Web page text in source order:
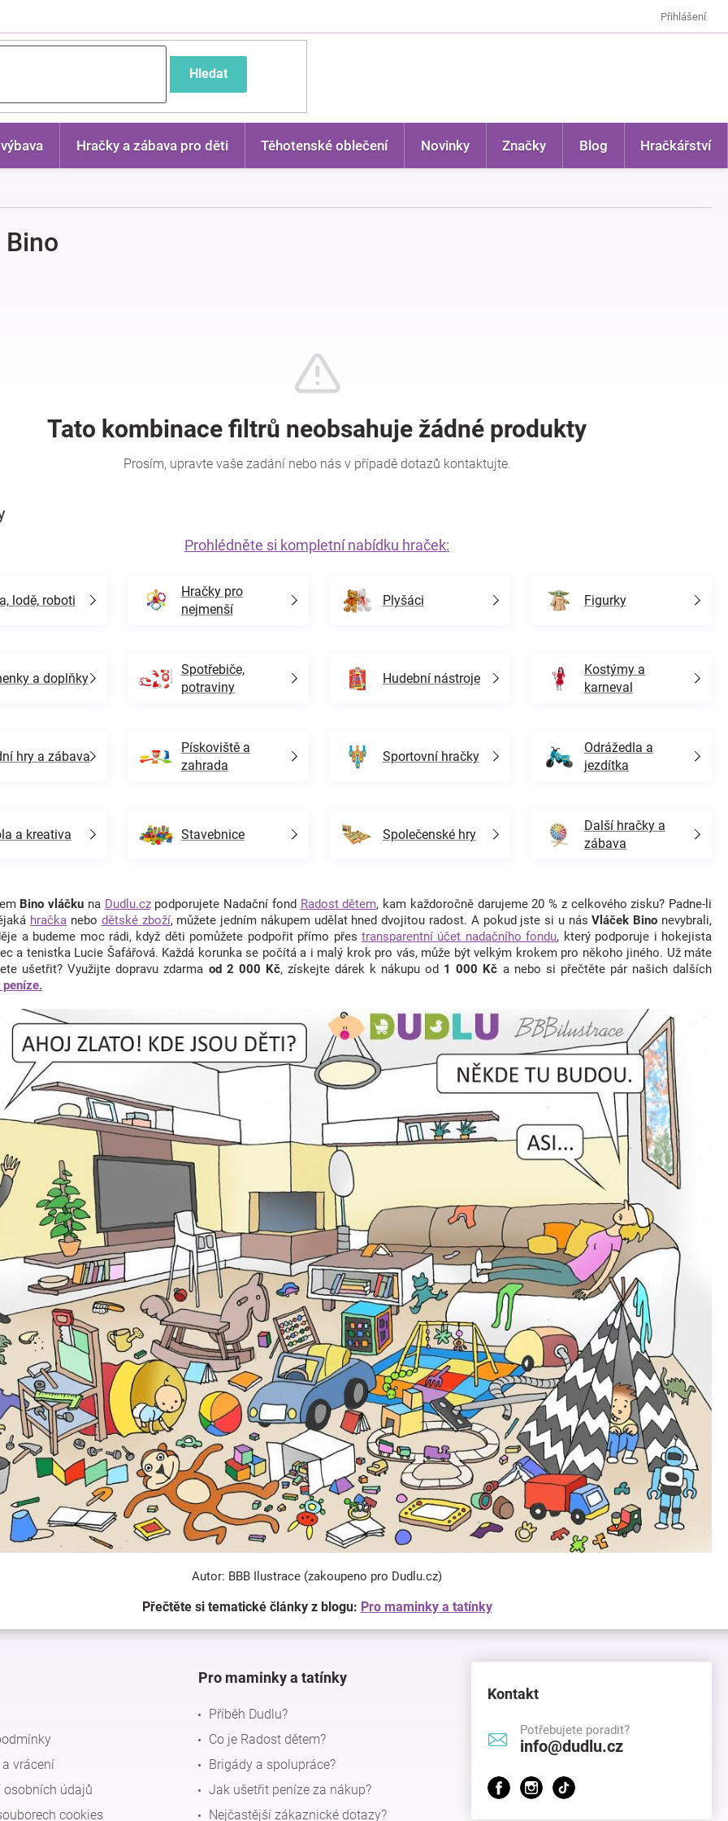
Přihlášení
Hledat
Hračky a zábava pro děti Těhotenské oblečení Novinky Značky Blog Hračkářství
Prohlédněte si kompletní nabídku hraček:
lodě, roboti
Hračky pro
nejmenší
Plyšáci Figurky
a doplňky
Spotřebiče,
potraviny
Hudební nástroje
Kostýmy a
karneval
hry a zábava
Pískoviště a
zahrada
Sportovní hračky
Odrážedla a
jezdítka
a kreativa Stavebnice Společenské hry
Další hračky a
zábava
Bino vláčku na Dudlu.czpodporujete Nadační fond Radost dětem, kam každoročně darujeme 20 % z celkového zisku? Padne-li
hračka nebo dětské zboží, můžete jedním nákupem udělat hned dvojitou radost. A pokud jste si u násVláček Bino nevybrali,
a budeme moc rádi, když děti pomůžete podpořit přímo přes transparentní účet nadačního fondu, který podporuje i hokejista
a tenistka Lucie Šafářová. Každá korunka se počítá a i malý krok pro vás, může být velkým krokem pro někoho jiného. Už máte
ušetřit? Využijte dopravu zdarma od 2 000 Kč, získejte dárek k nákupu od 1 000 Kč a nebo si přečtěte pár našich dalších
Autor: BBB Ilustrace (zakoupeno pro Dudlu.cz)
Přečtěte si tematické články z blogu: Pro maminky a tatínky
a vrácení
osobních údajů
cookies
Pro maminky a tatínky
Příběh Dudlu?
Co je Radost dětem?
Brigády a spolupráce?
Jak ušetřit peníze za nákup?
Nejčastější zákaznické dotazy?
Kontakt
Potřebujete poradit?
info@dudlu.cz